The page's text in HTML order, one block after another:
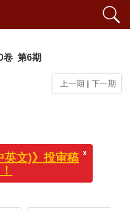
卷 第6期
上一期 | 下一期
统中的应用
x
英文)》投审稿
！